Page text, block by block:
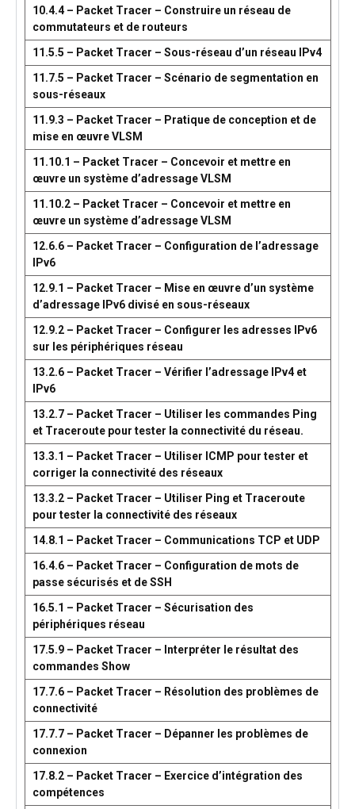
10.4.4 – Packet Tracer – Construire un réseau de
commutateurs et de routeurs
11.5.5 – Packet Tracer – Sous-réseau d’un réseau IPv4
11.7.5 – Packet Tracer – Scénario de segmentation en
sous-réseaux
11.9.3 – Packet Tracer – Pratique de conception et de
mise en œuvre VLSM
11.10.1 – Packet Tracer – Concevoir et mettre en
œuvre un système d’adressage VLSM
11.10.2 – Packet Tracer – Concevoir et mettre en
œuvre un système d’adressage VLSM
12.6.6 – Packet Tracer – Configuration de l’adressage
IPv6
12.9.1 – Packet Tracer – Mise en œuvre d’un système
d’adressage IPv6 divisé en sous-réseaux
12.9.2 – Packet Tracer – Configurer les adresses IPv6
sur les périphériques réseau
13.2.6 – Packet Tracer – Vérifier l’adressage IPv4 et
IPv6
13.2.7 – Packet Tracer – Utiliser les commandes Ping
et Traceroute pour tester la connectivité du réseau.
13.3.1 – Packet Tracer – Utiliser ICMP pour tester et
corriger la connectivité des réseaux
13.3.2 – Packet Tracer – Utiliser Ping et Traceroute
pour tester la connectivité des réseaux
14.8.1 – Packet Tracer – Communications TCP et UDP
16.4.6 – Packet Tracer – Configuration de mots de
passe sécurisés et de SSH
16.5.1 – Packet Tracer – Sécurisation des
périphériques réseau
17.5.9 – Packet Tracer – Interpréter le résultat des
commandes Show
17.7.6 – Packet Tracer – Résolution des problèmes de
connectivité
17.7.7 – Packet Tracer – Dépanner les problèmes de
connexion
17.8.2 – Packet Tracer – Exercice d’intégration des
compétences